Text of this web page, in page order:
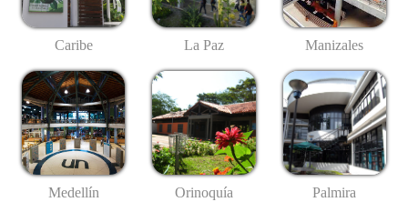
Caribe La Paz Manizales
Medellín Orinoquía Palmira